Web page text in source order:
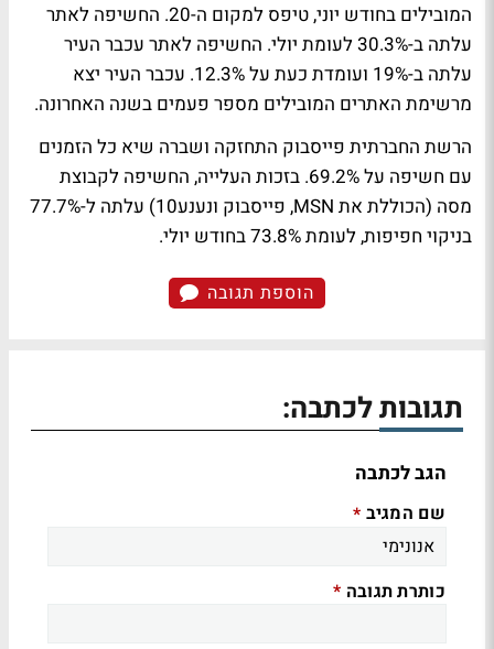
המובילים בחודש יוני, טיפס למקום ה-20. החשיפה לאתר
עלתה ב-30.3% לעומת יולי. החשיפה לאתר עכבר העיר
עלתה ב-19% ועומדת כעת על 12.3%. עכבר העיר יצא
מרשימת האתרים המובילים מספר פעמים בשנה האחרונה.
הרשת החברתית פייסבוק התחזקה ושברה שיא כל הזמנים
עם חשיפה על 69.2%. בזכות העלייה, החשיפה לקבוצת
מסה (הכוללת את MSN, פייסבוק ונענע10) עלתה ל-77.7%
בניקוי חפיפות, לעומת 73.8% בחודש יולי.
הוספת תגובה
תגובות לכתבה:
הגב לכתבה
שם המגיב *
כותרת תגובה *